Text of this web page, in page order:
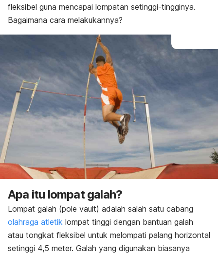
fleksibel guna mencapai lompatan setinggi-tingginya.
Bagaimana cara melakukannya?
Apa itu lompat galah?
Lompat galah (pole vault) adalah salah satu cabang
olahraga atletik lompat tinggi dengan bantuan galah
atau tongkat fleksibel untuk melompati palang horizontal
setinggi 4,5 meter. Galah yang digunakan biasanya